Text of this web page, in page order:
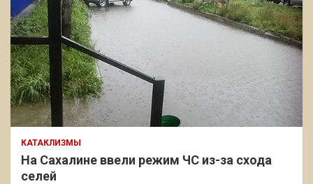
КАТАКЛИЗМЫ
На Сахалине ввели режим ЧС из-за схода
селей